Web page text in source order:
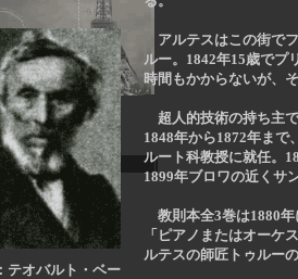
アルテスはこの街で
ルー。1842年15歳でプ
時間もかからないが、
超人的技術の持ち主
1848年から1872年ま
ルート科教授に就任。
1899年ブロワの近くサ
教則本全3巻は1880
「ピアノまたはオー
ルテスの師匠トゥルー
テオバルト・ベー